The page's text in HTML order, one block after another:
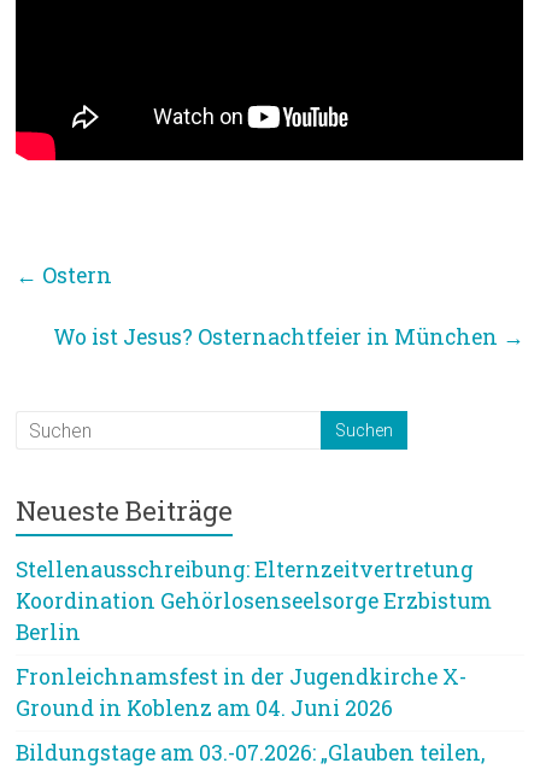
← Ostern
Wo ist Jesus? Osternachtfeier in München →
Neueste Beiträge
Stellenausschreibung: Elternzeitvertretung
Koordination Gehörlosenseelsorge Erzbistum
Berlin
Fronleichnamsfest in der Jugendkirche X-
Ground in Koblenz am 04. Juni 2026
Bildungstage am 03.-07.2026: „Glauben teilen,